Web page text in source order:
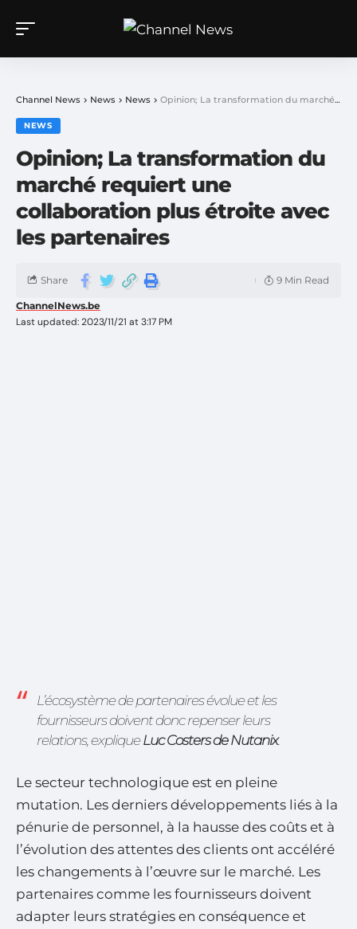
Channel News > News > News > Opinion; La transformation du marché requiert une collaboration plus étroite avec les partenaires
NEWS
Opinion; La transformation du
marché requiert une
collaboration plus étroite avec
les partenaires
Last updated: 2023/11/21 at 3:17 PM
ChannelNews.be
Share 9 Min Read
L’écosystème de partenaires évolue et les
fournisseurs doivent donc repenser leurs
relations, expliqueLuc Costers de Nutanix.
Le secteur technologique est en pleine
mutation. Les derniers développements liés à la
pénurie de personnel, à la hausse des coûts et à
l’évolution des attentes des clients ont accéléré
les changements à l’œuvre sur le marché. Les
partenaires comme les fournisseurs doivent
adapter leurs stratégies en conséquence et